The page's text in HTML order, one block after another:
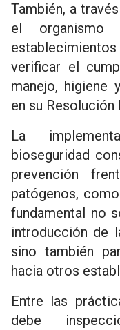
También, a
el organismo
verificar el
manejo, higiene
en su Resolución
La
bioseguridad
prevención
patógenos,
fundamental no
introducción de
sino también
hacia otros
Entre las
debe